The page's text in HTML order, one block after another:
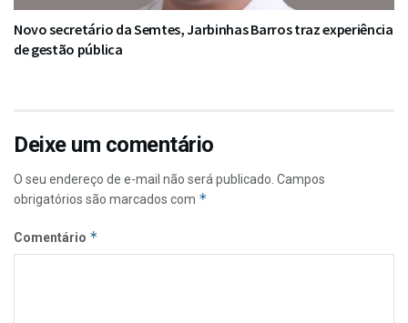
Novo secretário da Semtes, Jarbinhas Barros traz experiência
de gestão pública
Deixe um comentário
O seu endereço de e-mail não será publicado. Campos
obrigatórios são marcados com *
Comentário *